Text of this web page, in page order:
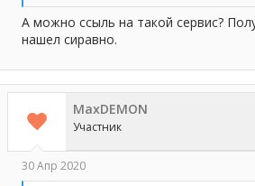
А можно ссыль на такой сервис?
нашел сиравно.
MaxDEMON
Участник
30 Апр 2020